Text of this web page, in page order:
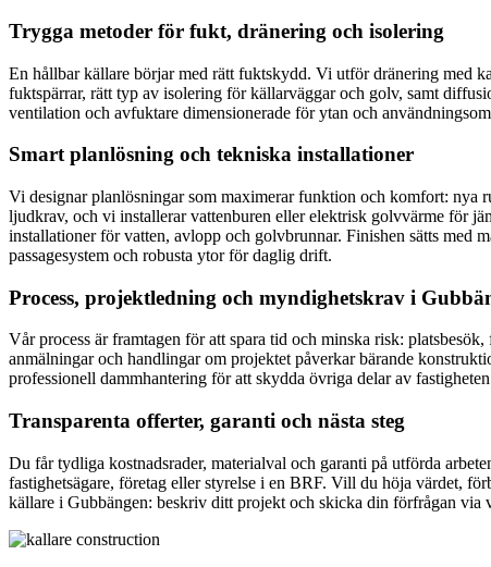
Trygga metoder för fukt, dränering och isolering
En hållbar källare börjar med rätt fuktskydd. Vi utför dränering med
fuktspärrar, rätt typ av isolering för källarväggar och golv, samt
ventilation och avfuktare dimensionerade för ytan och
Smart planlösning och tekniska installationer
Vi designar planlösningar som maximerar funktion och komfort: nya
ljudkrav, och vi installerar vattenburen eller elektrisk golvvärme för
installationer för vatten, avlopp och golvbrunnar. Finishen sätts med
passagesystem och robusta ytor för daglig drift.
Process, projektledning och myndighetskrav i
Vår process är framtagen för att spara tid och minska risk:
anmälningar och handlingar om projektet påverkar bärande
professionell dammhantering för att skydda övriga delar av
Transparenta offerter, garanti och nästa steg
Du får tydliga kostnadsrader, materialval och garanti på utförda
fastighetsägare, företag eller styrelse i en BRF. Vill du höja värdet,
källare i Gubbängen: beskriv ditt projekt och skicka din förfrågan